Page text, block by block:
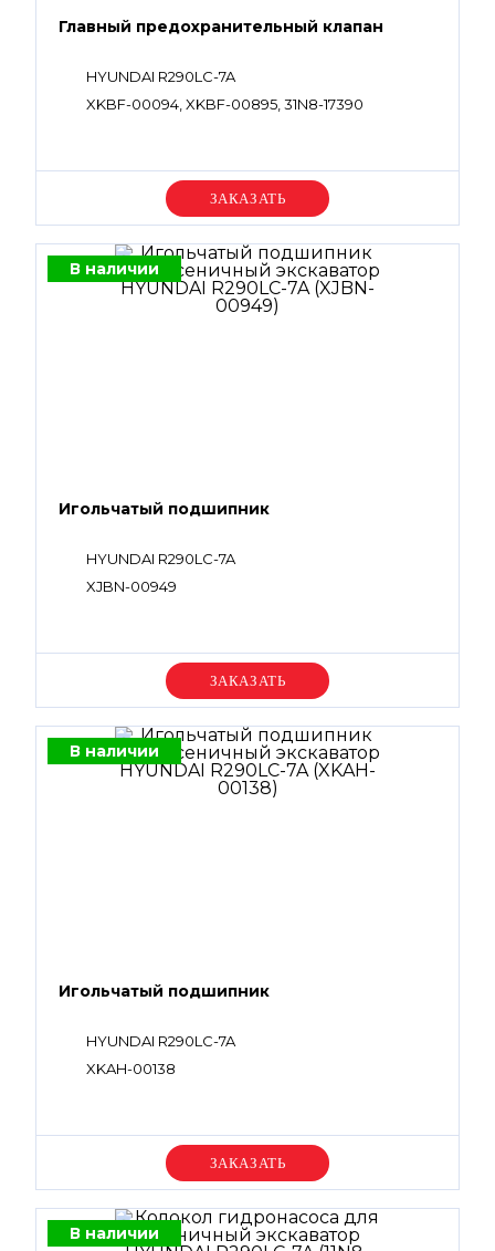
Главный предохранительный клапан
HYUNDAI R290LC-7A
XKBF-00094, XKBF-00895, 31N8-17390
Уточняйте цену
В наличии
Игольчатый подшипник
HYUNDAI R290LC-7A
XJBN-00949
Уточняйте цену
В наличии
Игольчатый подшипник
HYUNDAI R290LC-7A
XKAH-00138
Уточняйте цену
В наличии